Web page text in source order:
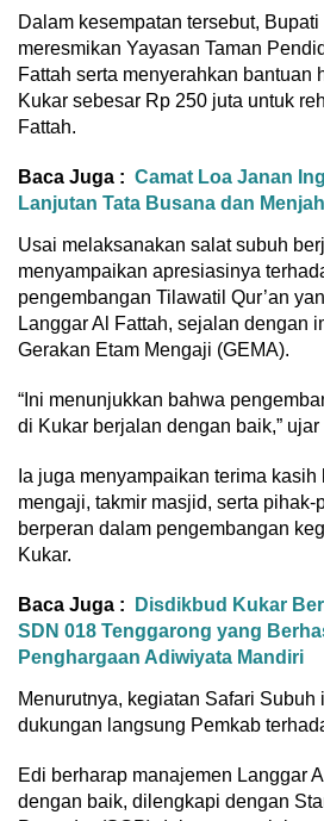
Dalam kesempatan tersebut,
meresmikan Yayasan Taman
Fattah serta menyerahkan bantuan
Kukar sebesar Rp 250 juta untuk
Fattah.
Baca Juga : Camat Loa Janan
Lanjutan Tata Busana dan
Usai melaksanakan salat subuh
menyampaikan apresiasinya
pengembangan Tilawatil Qur’an
Langgar Al Fattah, sejalan dengan
Gerakan Etam Mengaji (GEMA).
“Ini menunjukkan bahwa
di Kukar berjalan dengan baik,” ujar
Ia juga menyampaikan terima kasih
mengaji, takmir masjid, serta pihak-
berperan dalam pengembangan
Kukar.
Baca Juga :
Disdikbud Kukar
SDN 018 Tenggarong yang
Penghargaan Adiwiyata Mandiri
Menurutnya, kegiatan Safari
dukungan langsung Pemkab
Edi berharap manajemen Langgar
dengan baik, dilengkapi dengan